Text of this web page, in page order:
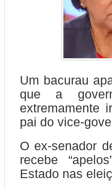
Um bacurau
que a
extremamente
pai do vice-
O ex-senador
recebe
Estado nas